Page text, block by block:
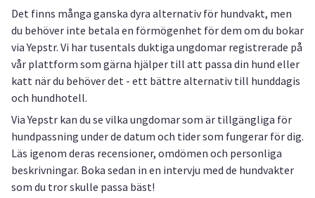
Det finns många ganska dyra alternativ för hundvakt, men
du behöver inte betala en förmögenhet för dem om du bokar
via Yepstr. Vi har tusentals duktiga ungdomar registrerade på
vår plattform som gärna hjälper till att passa din hund eller
katt när du behöver det - ett bättre alternativ till hunddagis
och hundhotell.
Via Yepstr kan du se vilka ungdomar som är tillgängliga för
hundpassning under de datum och tider som fungerar för dig.
Läs igenom deras recensioner, omdömen och personliga
beskrivningar. Boka sedan in en intervju med de hundvakter
som du tror skulle passa bäst!